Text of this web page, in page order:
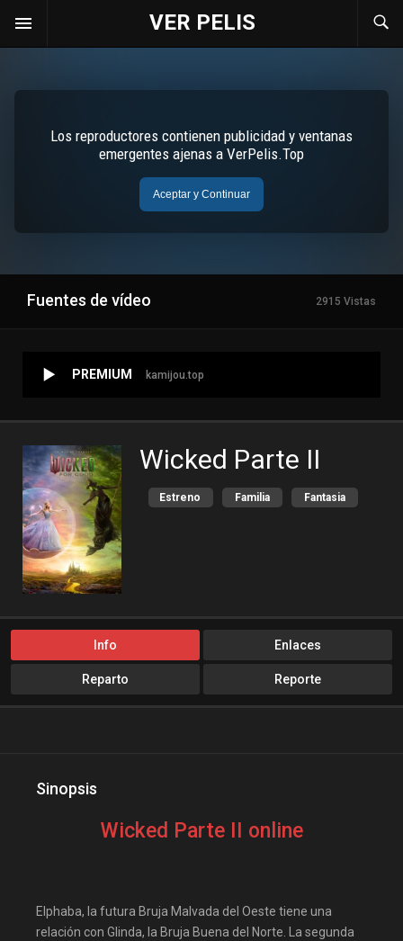
VER PELIS
Fuentes de vídeo 2915 Vistas
PREMIUM kamijou.top
Wicked Parte II
Estreno Familia Fantasia
Info Enlaces
Reparto Reporte
Sinopsis
Wicked Parte II online
Elphaba, la futura Bruja Malvada del Oeste tiene una
relación con Glinda, la Bruja Buena del Norte. La segunda